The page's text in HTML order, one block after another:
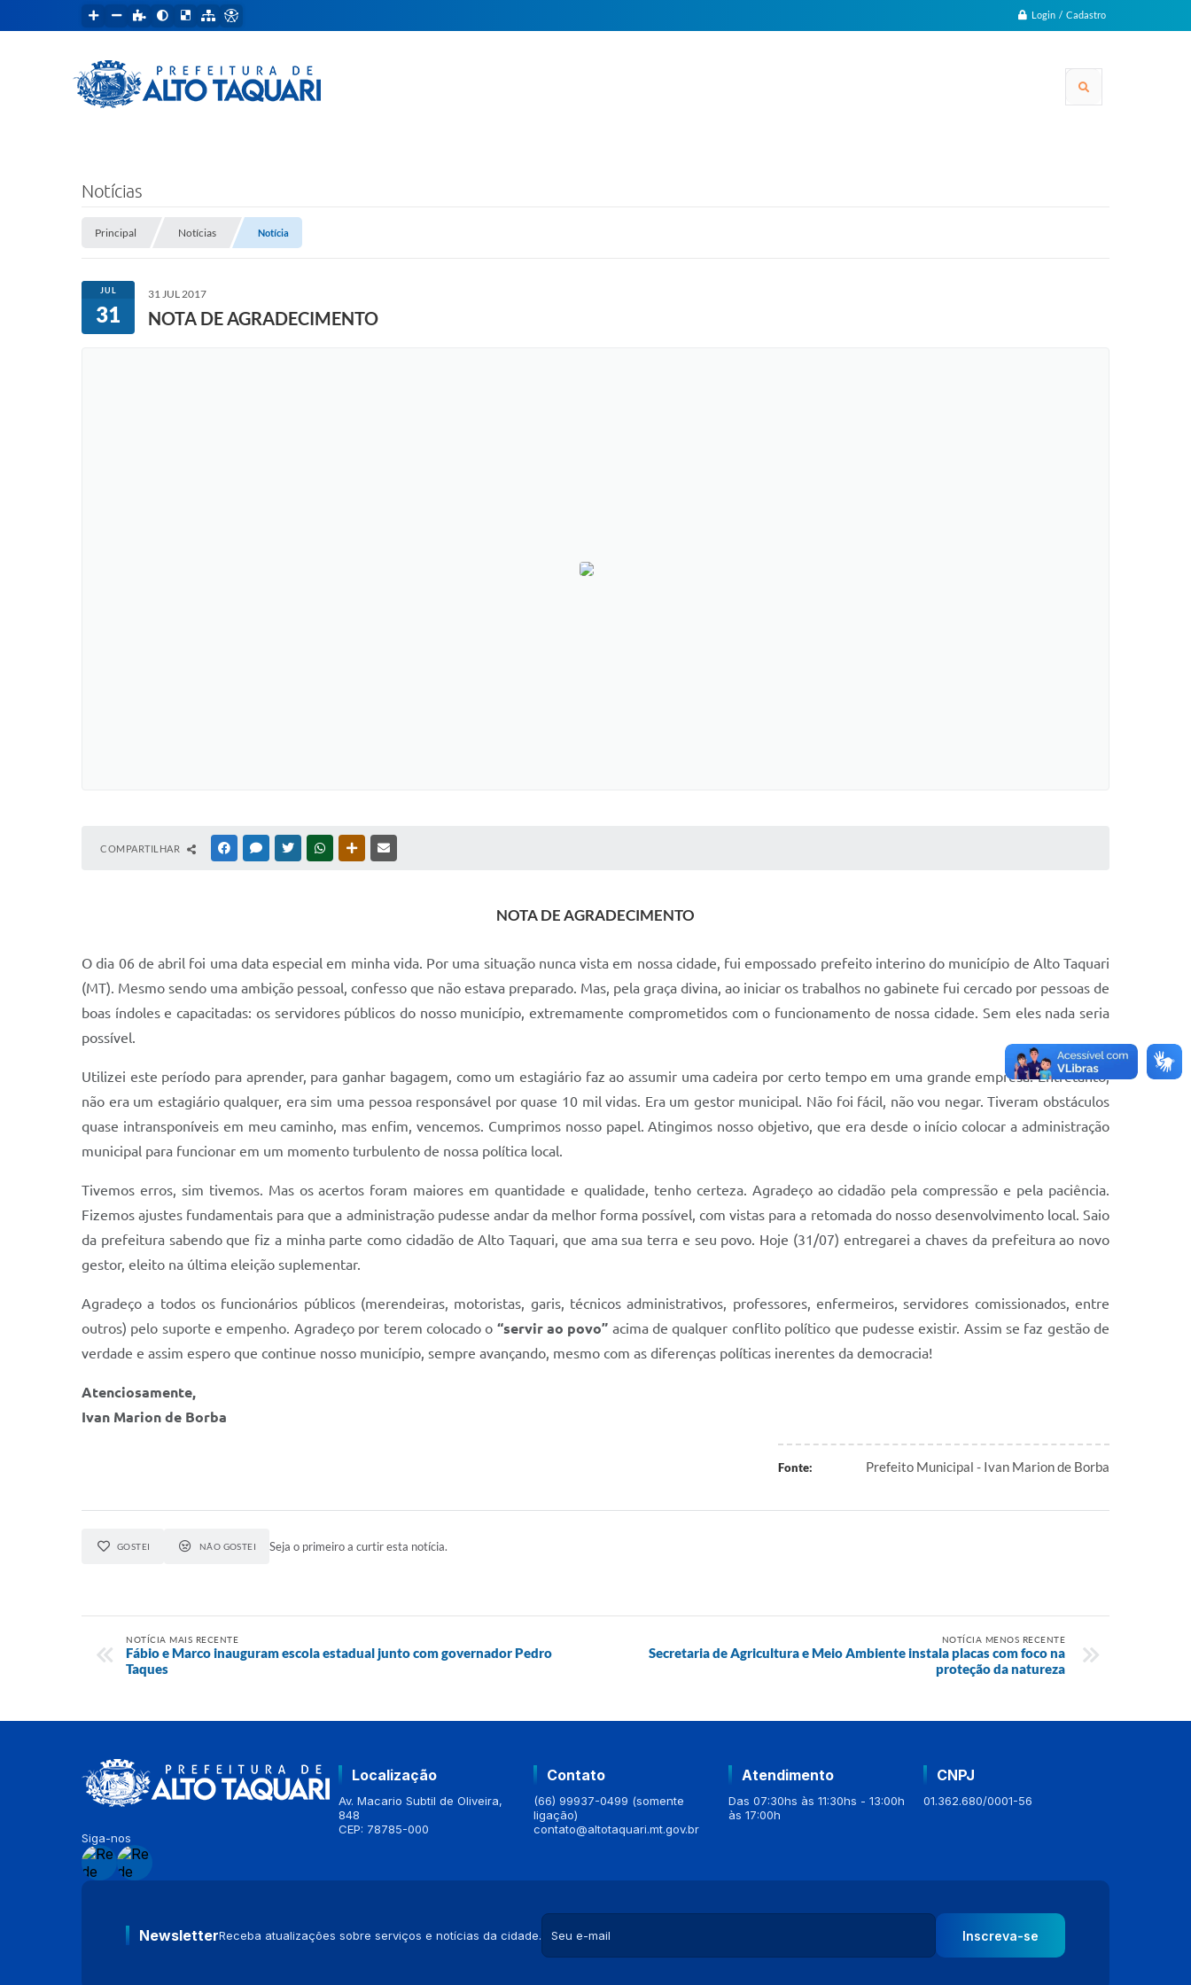
Login / Cadastro
Notícias
Principal Notícias Notícia
JUL
31
31 JUL 2017
NOTA DE AGRADECIMENTO
COMPARTILHAR FACEBOOKMESSENGER
TWITTERWHATSAPPOUTRAS MÍDIAS
NOTA DE AGRADECIMENTO
O dia 06 de abril foi uma data especial em minha vida. Por uma situação nunca vista em nossa cidade, fui empossado prefeito interino do município de Alto Taquari
(MT). Mesmo sendo uma ambição pessoal, confesso que não estava preparado. Mas, pela graça divina, ao iniciar os trabalhos no gabinete fui cercado por pessoas de
boas índoles e capacitadas: os servidores públicos do nosso município, extremamente comprometidos com o funcionamento de nossa cidade. Sem eles nada seria
possível.
Utilizei este período para aprender, para ganhar bagagem, como um estagiário faz ao assumir uma cadeira por certo tempo em uma grande empresa. Entretanto,
não era um estagiário qualquer, era sim uma pessoa responsável por quase 10 mil vidas. Era um gestor municipal. Não foi fácil, não vou negar. Tiveram obstáculos
quase intransponíveis em meu caminho, mas enfim, vencemos. Cumprimos nosso papel. Atingimos nosso objetivo, que era desde o início colocar a administração
municipal para funcionar em um momento turbulento de nossa política local.
Tivemos erros, sim tivemos. Mas os acertos foram maiores em quantidade e qualidade, tenho certeza. Agradeço ao cidadão pela compressão e pela paciência.
Fizemos ajustes fundamentais para que a administração pudesse andar da melhor forma possível, com vistas para a retomada do nosso desenvolvimento local. Saio
da prefeitura sabendo que fiz a minha parte como cidadão de Alto Taquari, que ama sua terra e seu povo. Hoje (31/07) entregarei a chaves da prefeitura ao novo
gestor, eleito na última eleição suplementar.
Agradeço a todos os funcionários públicos (merendeiras, motoristas, garis, técnicos administrativos, professores, enfermeiros, servidores comissionados, entre
outros) pelo suporte e empenho. Agradeço por terem colocado o “servir ao povo” acima de qualquer conflito político que pudesse existir. Assim se faz gestão de
verdade e assim espero que continue nosso município, sempre avançando, mesmo com as diferenças políticas inerentes da democracia!
Atenciosamente,
Ivan Marion de Borba
Fonte: Prefeito Municipal - Ivan Marion de Borba
GOSTEI NÃO GOSTEI Seja o primeiro a curtir esta notícia.
NOTÍCIA MAIS RECENTE
Fábio e Marco inauguram escola estadual junto com governador Pedro
Taques
NOTÍCIA MENOS RECENTE
Secretaria de Agricultura e Meio Ambiente instala placas com foco na
proteção da natureza
Siga-nos
Localização
Av. Macario Subtil de Oliveira,
848
CEP: 78785-000
Contato
(66) 99937-0499 (somente
ligação)
contato@altotaquari.mt.gov.br
Atendimento
Das 07:30hs às 11:30hs - 13:00h
às 17:00h
CNPJ
01.362.680/0001-56
NewsletterReceba atualizações sobre serviços e notícias da cidade. Inscreva-se